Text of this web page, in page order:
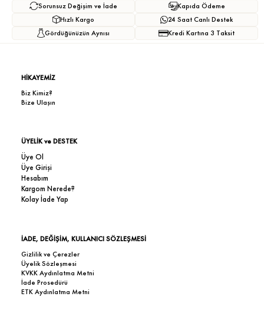
Sorunsuz Değişim ve İade
Hızlı Kargo
Gördüğünüzün Aynısı
Kapıda Ödeme
24 Saat Canlı Destek
Kredi Kartına 3 Taksit
HİKAYEMİZ
Biz Kimiz?
Bize Ulaşın
ÜYELİK ve DESTEK
Üye Ol
Üye Girişi
Hesabım
Kargom Nerede?
Kolay İade Yap
İADE, DEĞİŞİM, KULLANICI SÖZLEŞMESİ
Gizlilik ve Çerezler
Üyelik Sözleşmesi
KVKK Aydınlatma Metni
İade Prosedürü
ETK Aydınlatma Metni